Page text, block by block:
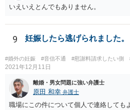
いえいえとんでもありません。
9 妊娠したら逃げられました。
#婚外の妊娠 #音信不通 #慰謝料請求したい側
2021年12月11日
離婚・男女問題に強い弁護士
原田 和幸 弁護士
職場にこの件について個人で連絡しても